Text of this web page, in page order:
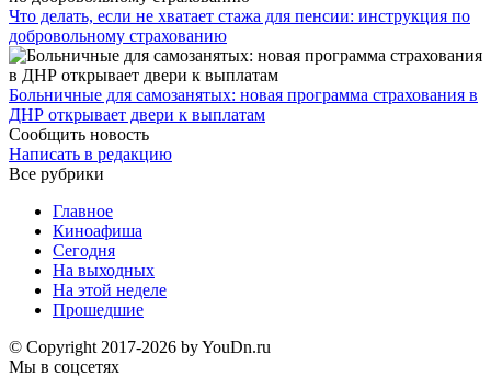
Что делать, если не хватает стажа для пенсии: инструкция по
добровольному страхованию
Больничные для самозанятых: новая программа страхования в
ДНР открывает двери к выплатам
Сообщить новость
Написать в редакцию
Все рубрики
Главное
Киноафиша
Сегодня
На выходных
На этой неделе
Прошедшие
© Copyright 2017-2026 by YouDn.ru
Мы в соцсетях